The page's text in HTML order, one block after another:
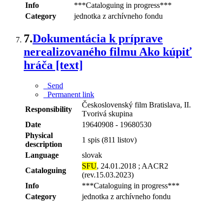
Info
***Cataloguing in progress***
Category
jednotka z archívneho fondu
7.Dokumentácia k príprave
nerealizovaného filmu Ako kúpiť
hráča [text]
Send
Permanent link
Responsibility
Československý film Bratislava, II.
Tvorivá skupina
Date
19640908 - 19680530
Physical
description
1 spis (811 listov)
Language
slovak
Cataloguing
SFU, 24.01.2018 ; AACR2
(rev.15.03.2023)
Info
***Cataloguing in progress***
Category
jednotka z archívneho fondu